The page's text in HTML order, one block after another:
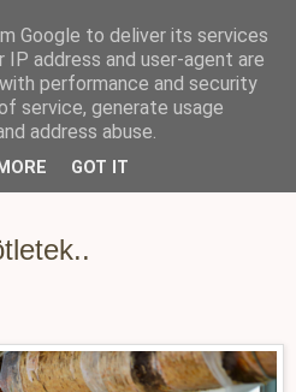
Google to deliver its services
IP address and user-agent are
performance and security
service, generate usage
address abuse.
GOT IT